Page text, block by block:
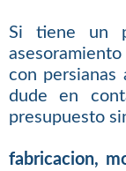
Si tiene un
con persianas
dude en
presupuesto
fabricacion,